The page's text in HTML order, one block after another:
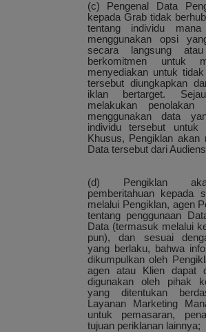
(c) Pengenal Data
kepada Grab tidak
tentang individu
menggunakan opsi
secara langsung
berkomitmen untuk
menyediakan untuk
tersebut diungkapkan
iklan bertarget.
melakukan penolakan
menggunakan data
individu tersebut untuk
Khusus, Pengiklan akan
Data tersebut dari
(d) Pengiklan
pemberitahuan kepada
melalui Pengiklan, agen
tentang penggunaan
Data (termasuk melalui
pun), dan sesuai
yang berlaku, bahwa
dikumpulkan oleh
agen atau Klien dapat
digunakan oleh pihak
yang ditentukan
Layanan Marketing
untuk pemasaran,
tujuan periklanan lainnya;